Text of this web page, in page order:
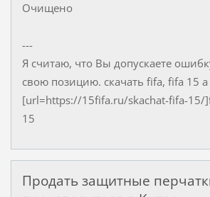
Очищено
---
Я считаю, что Вы допускаете
свою позицию. скачать fifa, fifa 15 а
[url=https://15fifa.ru/skachat-fifa-
15
Продать защитные